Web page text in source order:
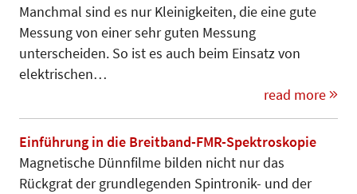
Manchmal sind es nur Kleinigkeiten, die eine gute
Messung von einer sehr guten Messung
unterscheiden. So ist es auch beim Einsatz von
elektrischen…
read more
Einführung in die Breitband-FMR-Spektroskopie
Magnetische Dünnfilme bilden nicht nur das
Rückgrat der grundlegenden Spintronik- und der